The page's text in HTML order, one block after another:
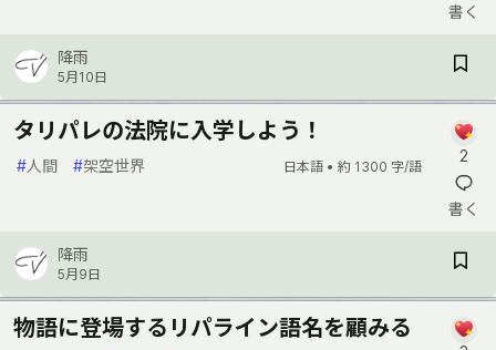
書く
降雨
5月10日
タリパレの法院に入学しよう！
#人間 #架空世界 日本語 • 約 1300 字/語
2
書く
降雨
5月9日
物語に登場するリパライン語名を顧みる